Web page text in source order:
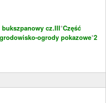
cz.III*Część
ogrody pokazowe*2